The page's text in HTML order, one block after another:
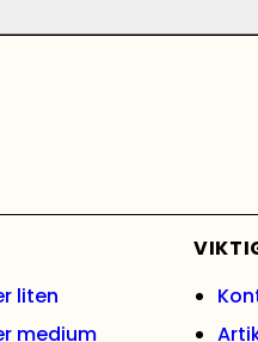
liten
medium